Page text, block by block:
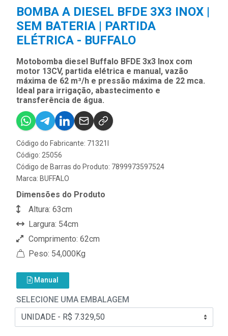
BOMBA A DIESEL BFDE 3X3 INOX |
SEM BATERIA | PARTIDA
ELÉTRICA - BUFFALO
Motobomba diesel Buffalo BFDE 3x3 Inox com
motor 13CV, partida elétrica e manual, vazão
máxima de 62 m³/h e pressão máxima de 22 mca.
Ideal para irrigação, abastecimento e
transferência de água.
Código do Fabricante: 71321I
Código: 25056
Código de Barras do Produto: 7899973597524
Marca: BUFFALO
Dimensões do Produto
Altura: 63cm
Largura: 54cm
Comprimento: 62cm
Peso: 54,000Kg
Manual
SELECIONE UMA EMBALAGEM